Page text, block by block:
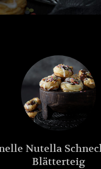
Nutella
Blätterteig